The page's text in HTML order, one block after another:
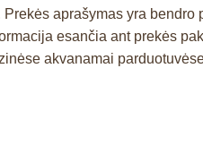
aprašymas yra
esančia ant prekės
akvanamai